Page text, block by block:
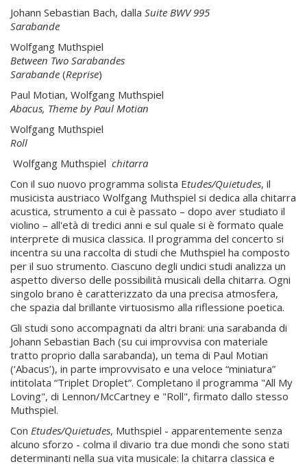
Johann Sebastian Bach, dalla Suite BWV 995
Sarabande
Wolfgang Muthspiel
Between Two Sarabandes
Sarabande (Reprise)
Paul Motian, Wolfgang Muthspiel
Abacus, Theme by Paul Motian
Wolfgang Muthspiel
Roll
Wolfgang Muthspiel chitarra
Con il suo nuovo programma solista Etudes/Quietudes, il
musicista austriaco Wolfgang Muthspiel si dedica alla chitarra
acustica, strumento a cui è passato – dopo aver studiato il
violino – all'età di tredici anni e sul quale si è formato quale
interprete di musica classica. Il programma del concerto si
incentra su una raccolta di studi che Muthspiel ha composto
per il suo strumento. Ciascuno degli undici studi analizza un
aspetto diverso delle possibilità musicali della chitarra. Ogni
singolo brano è caratterizzato da una precisa atmosfera,
che spazia dal brillante virtuosismo alla riflessione poetica.
Gli studi sono accompagnati da altri brani: una sarabanda di
Johann Sebastian Bach (su cui improvvisa con materiale
tratto proprio dalla sarabanda), un tema di Paul Motian
(‘Abacus’), in parte improvvisato e una veloce “miniatura”
intitolata “Triplet Droplet”. Completano il programma "All My
Loving", di Lennon/McCartney e "Roll", firmato dallo stesso
Muthspiel.
Con Etudes/Quietudes, Muthspiel - apparentemente senza
alcuno sforzo - colma il divario tra due mondi che sono stati
determinanti nella sua vita musicale: la chitarra classica e